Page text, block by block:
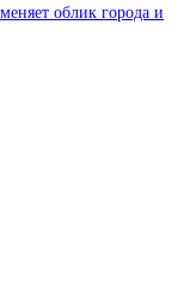
облик города и